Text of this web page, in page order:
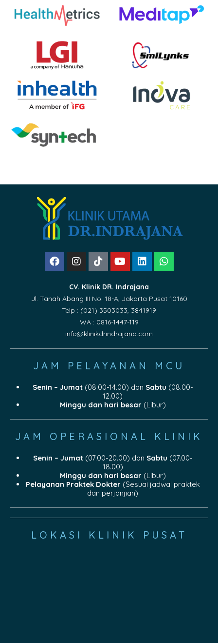
CV. Klinik DR. Indrajana
Jl. Tanah Abang III No. 18-A, Jakarta Pusat 10160
Telp : (021) 3503033, 3841919
WA : 0816-1447-119
info@klinikdrindrajana.com
JAM PELAYANAN MCU
Senin – Jumat(08.00-14.00) dan Sabtu (08.00-
12.00)
Minggu dan hari besar(Libur)
JAM OPERASIONAL KLINIK
Senin – Jumat(07.00-20.00) dan Sabtu (07.00-
18.00)
Minggu dan hari besar(Libur)
Pelayanan Praktek Dokter(Sesuai jadwal praktek
dan perjanjian)
LOKASI KLINIK PUSAT